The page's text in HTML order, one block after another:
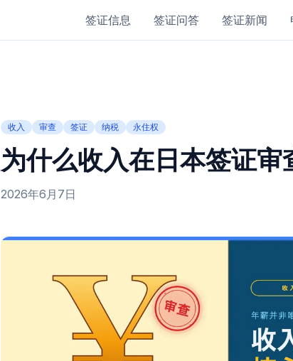
签证信息 签证问答 签证新闻
收入 审查 签证 纳税 永住权
为什么收入在日本签证审
2026年6月7日